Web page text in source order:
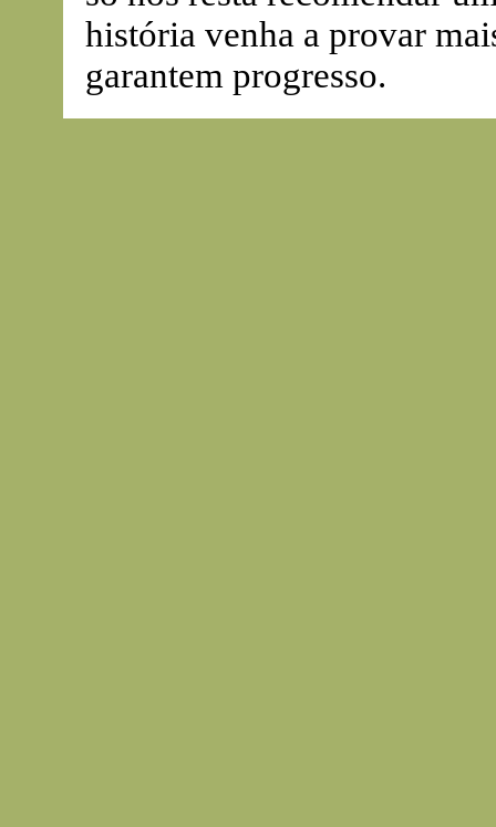
história venha a provar
garantem progresso.